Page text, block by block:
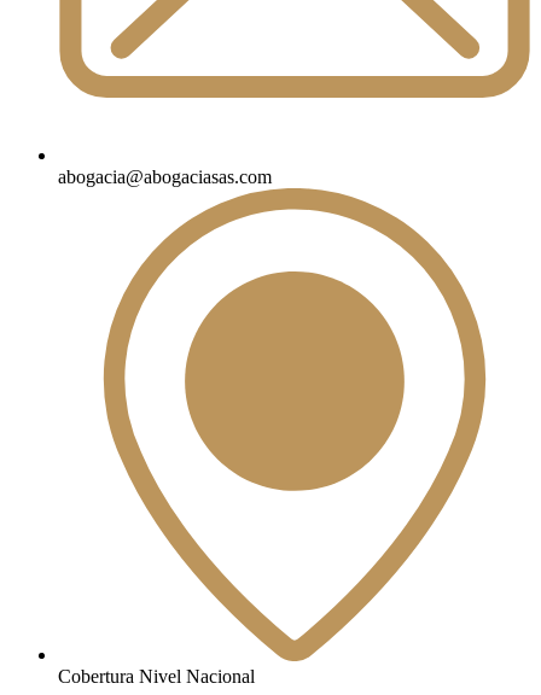
abogacia@abogaciasas.com
Cobertura Nivel Nacional